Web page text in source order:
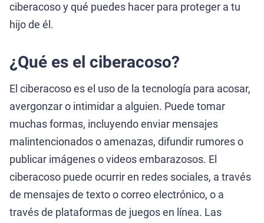
ciberacoso y qué puedes hacer para proteger a tu
hijo de él.
¿Qué es el ciberacoso?
El ciberacoso es el uso de la tecnología para acosar,
avergonzar o intimidar a alguien. Puede tomar
muchas formas, incluyendo enviar mensajes
malintencionados o amenazas, difundir rumores o
publicar imágenes o videos embarazosos. El
ciberacoso puede ocurrir en redes sociales, a través
de mensajes de texto o correo electrónico, o a
través de plataformas de juegos en línea. Las